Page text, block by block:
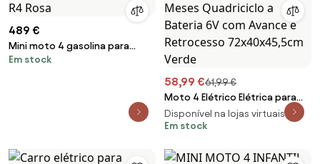
489 €
Mini moto 4 gasolina para
crianças 49cc Raptor R4 Rosa
Em stock
58,99 €61,99 €
Moto 4 Elétrico Elétrica para
Crianças de 18-36 Meses
Quadriciclo a Bateria 6V com
72x40x45,5cm Verde
Disponível na lojas virtuais 2
Em stock